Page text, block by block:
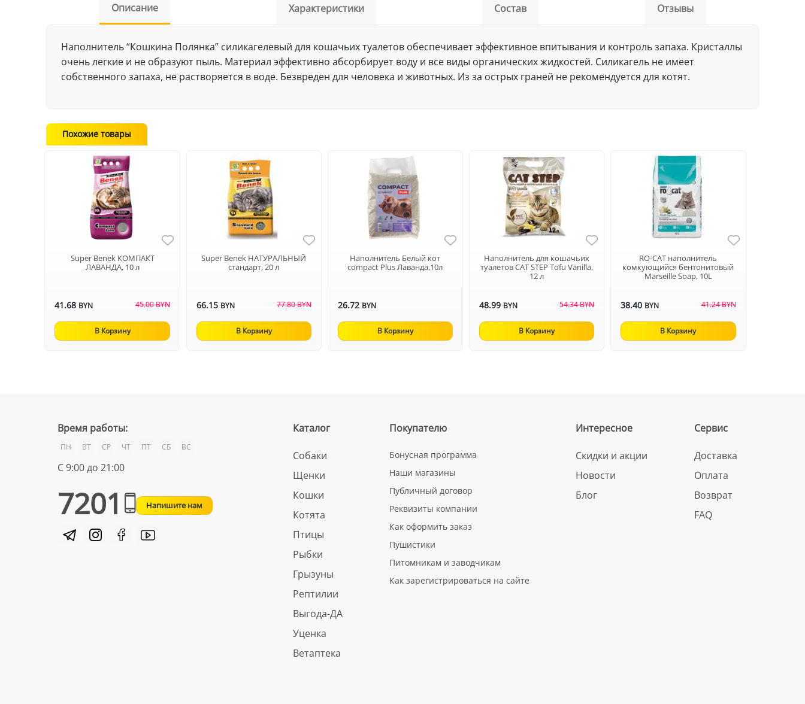
Описание Характеристики Состав Отзывы
Наполнитель “Кошкина Полянка” силикагелевый для кошачьих туалетов обеспечивает эффективное впитывания и контроль запаха. Кристаллы
очень легкие и не образуют пыль. Материал эффективно абсорбирует воду и все виды органических жидкостей. Силикагель не имеет
собственного запаха, не растворяется в воде. Безвреден для человека и животных. Из за острых граней не рекомендуется для котят.
Похожие товары
Super Benek КОМПАКТ
ЛАВАНДА, 10 л
41.68 BYN 45.00 BYN
В Корзину
Super Benek НАТУРАЛЬНЫЙ
стандарт, 20 л
66.15 BYN 77.80 BYN
В Корзину
Наполнитель Белый кот
compact Plus Лаванда,10л
26.72 BYN
В Корзину
Наполнитель для кошачьих
туалетов CAT STEP Tofu Vanilla,
12 л
48.99 BYN 54.34 BYN
В Корзину
RO-CAT наполнитель
комкующийся бентонитовый
Marseille Soap, 10L
38.40 BYN 41.24 BYN
В Корзину
Время работы:
ПН ВТ СР ЧТ ПТ СБ ВС
С 9:00 до 21:00
7201 Напишите нам
Каталог
Собаки
Щенки
Кошки
Котята
Птицы
Рыбки
Грызуны
Рептилии
Выгода-ДА
Уценка
Ветаптека
Покупателю
Бонусная программа
Наши магазины
Публичный договор
Реквизиты компании
Как оформить заказ
Пушистики
Питомникам и заводчикам
Как зарегистрироваться на сайте
Интересное
Скидки и акции
Новости
Блог
Сервис
Доставка
Оплата
Возврат
FAQ